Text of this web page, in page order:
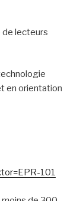
de lecteurs
en orientation
101